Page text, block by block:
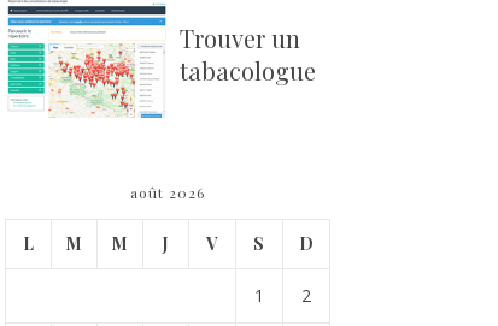
Trouver un
tabacologue
août 2026
L M M J V S D
1 2